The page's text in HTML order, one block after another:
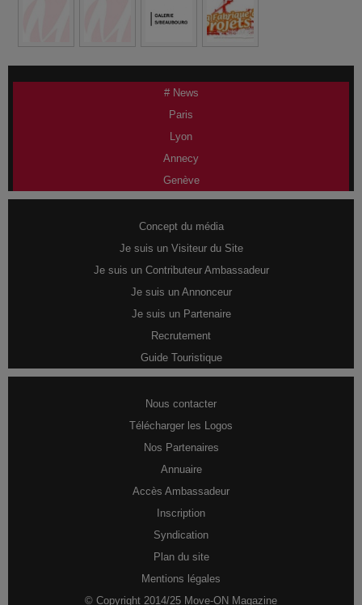
# News
Paris
Lyon
Annecy
Genève
Concept du média
Je suis un Visiteur du Site
Je suis un Contributeur Ambassadeur
Je suis un Annonceur
Je suis un Partenaire
Recrutement
Guide Touristique
Nous contacter
Télécharger les Logos
Nos Partenaires
Annuaire
Accès Ambassadeur
Inscription
Syndication
Plan du site
Mentions légales
© Copyright 2014/25 Move-ON Magazine